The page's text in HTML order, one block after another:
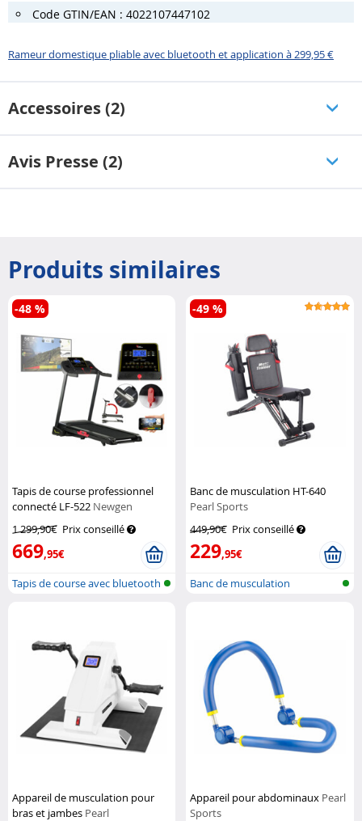
Code GTIN/EAN : 4022107447102
Rameur domestique pliable avec bluetooth et application à 299,95 €
Accessoires (2)
Avis Presse (2)
Produits similaires
Tapis de course professionnel
connecté LF-522 Newgen
1 299,90€ Prix conseillé
669,95€
-48 %
Tapis de course avec bluetooth
Banc de musculation HT-640
Pearl Sports
449,90€ Prix conseillé
229,95€
-49 %
Banc de musculation
Appareil de musculation pour
bras et jambes Pearl
Appareil pour abdominaux Pearl
Sports